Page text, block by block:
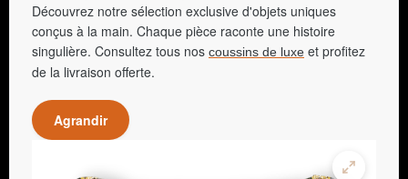
Découvrez notre sélection exclusive d'objets uniques
conçus à la main. Chaque pièce raconte une histoire
singulière. Consultez tous nos coussins de luxe et profitez
de la livraison offerte.
Agrandir